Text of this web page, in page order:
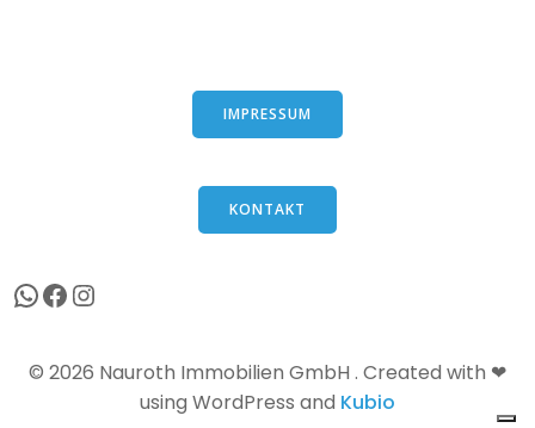
IMPRESSUM
KONTAKT
WhatsApp
Facebook
Instagram
© 2026 Nauroth Immobilien GmbH . Created with ❤
using WordPress and Kubio